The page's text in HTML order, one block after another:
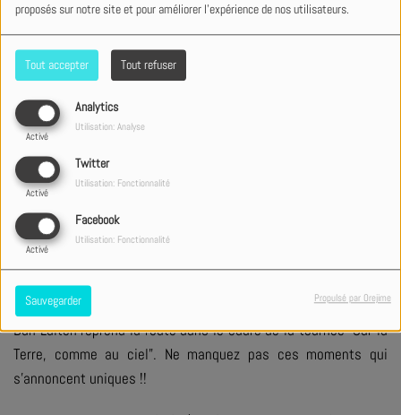
proposés sur notre site et pour améliorer l'expérience de nos utilisateurs.
Tout accepter Tout refuser
Analytics
Activé
Utilisation: Analyse
Twitter
Activé
Utilisation: Fonctionnalité
Facebook
Activé
Utilisation: Fonctionnalité
Sauvegarder Propulsé par Orejime
Le 10 juin 2026
64140, Lons
Dan Luiten reprend la route dans le cadre de la tournée "Sur la
Terre, comme au ciel". Ne manquez pas ces moments qui
s'annoncent uniques !!